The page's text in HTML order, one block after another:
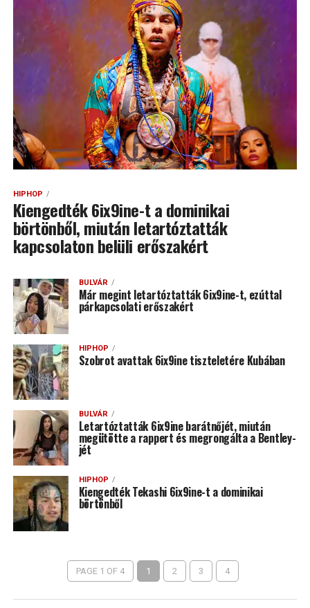
HIPHOP
Kiengedték 6ix9ine-t a dominikai
börtönből, miután letartóztatták
kapcsolaton belüli erőszakért
BULVÁR
Már megint letartóztatták 6ix9ine-t, ezúttal
párkapcsolati erőszakért
HIPHOP
Szobrot avattak 6ix9ine tiszteletére Kubában
BULVÁR
Letartóztatták 6ix9ine barátnőjét, miután
megütötte a rappert és megrongálta a Bentley-
jét
HIPHOP
Kiengedték Tekashi 6ix9ine-t a dominikai
börtönből
PAGE 1 OF 4 1 2 3 4